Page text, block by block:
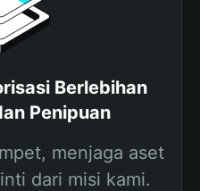
Berlebihan
Penipuan
menjaga aset
dari misi kami.